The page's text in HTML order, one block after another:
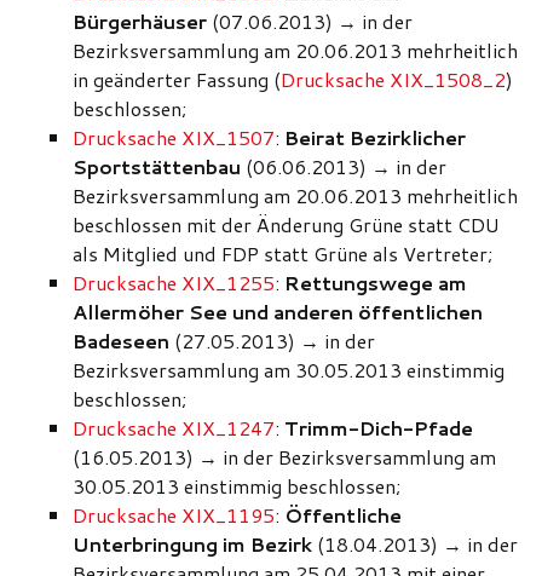
Bürgerhäuser (07.06.2013) → in der
Bezirksversammlung am 20.06.2013 mehrheitlich
in geänderter Fassung (Drucksache XIX_1508_2)
beschlossen;
Drucksache XIX_1507: Beirat Bezirklicher
Sportstättenbau (06.06.2013) → in der
Bezirksversammlung am 20.06.2013 mehrheitlich
beschlossen mit der Änderung Grüne statt CDU
als Mitglied und FDP statt Grüne als Vertreter;
Drucksache XIX_1255: Rettungswege am
Allermöher See und anderen öffentlichen
Badeseen (27.05.2013) → in der
Bezirksversammlung am 30.05.2013 einstimmig
beschlossen;
Drucksache XIX_1247: Trimm-Dich-Pfade
(16.05.2013) → in der Bezirksversammlung am
30.05.2013 einstimmig beschlossen;
Drucksache XIX_1195: Öffentliche
Unterbringung im Bezirk (18.04.2013) → in der